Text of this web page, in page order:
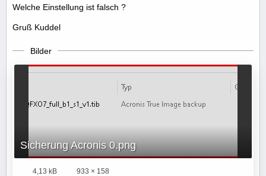
Welche Einstellung ist falsch ?
Gruß Kuddel
Bilder
Sicherung Acronis 0.png
4,13 kB 933 × 158